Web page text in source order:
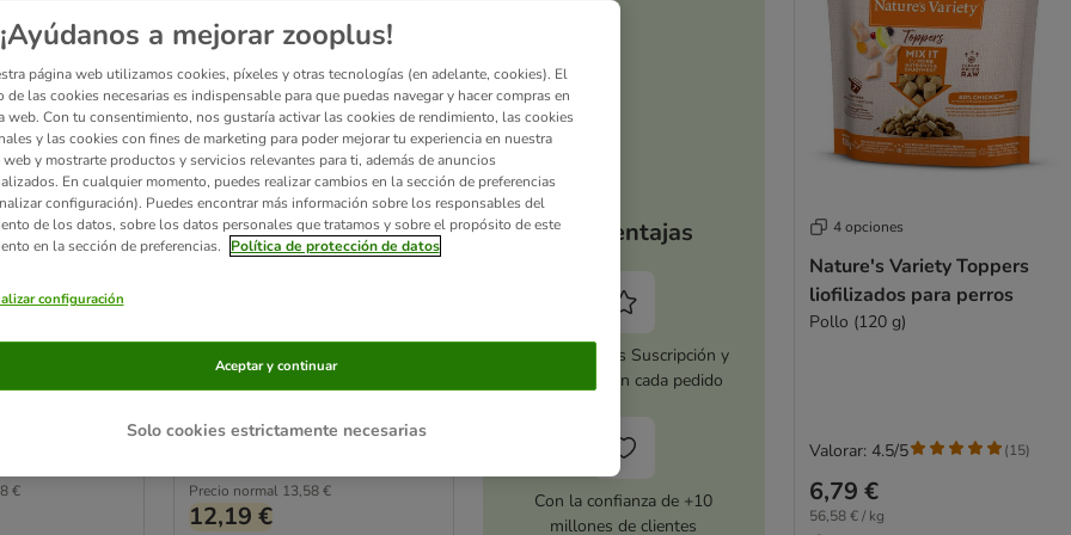
Toppers
perros
Pack Ahorro
€
4 opciones
Precio normal 13,58 €
12,19 €
Tus ventajas
Activa zooplus Suscripción y
ahorra 5 % en cada pedido
Con la confianza de +10
millones de clientes
4 opciones
Nature's Variety Toppers
liofilizados para perros
Pollo (120 g)
6,79 €
56,58 € / kg
Valorar: 4.5/5 (15)
¡Ayúdanos a mejorar zooplus!
página web utilizamos cookies, píxeles y otras tecnologías (en adelante, cookies). El
de las cookies necesarias es indispensable para que puedas navegar y hacer compras en
web. Con tu consentimiento, nos gustaría activar las cookies de rendimiento, las cookies
y las cookies con fines de marketing para poder mejorar tu experiencia en nuestra
web y mostrarte productos y servicios relevantes para ti, además de anuncios
En cualquier momento, puedes realizar cambios en la sección de preferencias
configuración). Puedes encontrar más información sobre los responsables del
de los datos, sobre los datos personales que tratamos y sobre el propósito de este
en la sección de preferencias.
Política de protección de datos
configuración
Solo cookies estrictamente necesarias
Aceptar y continuar